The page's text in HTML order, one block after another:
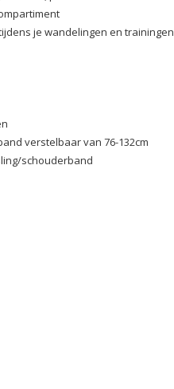
je wandelingen en trainingen
verstelbaar van 76-132cm
schouderband